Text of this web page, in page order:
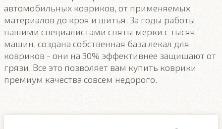
автомобильных ковриков, от применяемых
материалов до кроя и шитья. За годы работы
нашими специалистами сняты мерки с тысяч
машин, создана собственная база лекал для
ковриков - они на 30% эффективнее защищают от
грязи. Все это позволяет вам купить коврики
премиум качества совсем недорого.